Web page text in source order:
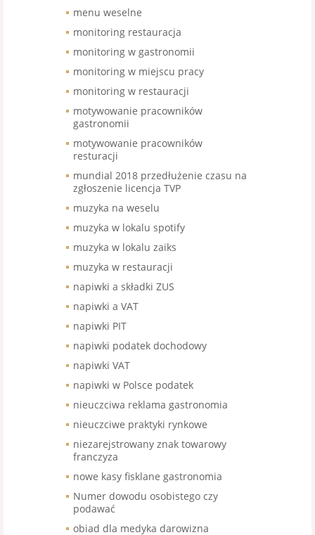
menu weselne
monitoring restauracja
monitoring w gastronomii
monitoring w miejscu pracy
monitoring w restauracji
motywowanie pracowników
gastronomii
motywowanie pracowników
resturacji
mundial 2018 przedłużenie czasu na
zgłoszenie licencja TVP
muzyka na weselu
muzyka w lokalu spotify
muzyka w lokalu zaiks
muzyka w restauracji
napiwki a składki ZUS
napiwki a VAT
napiwki PIT
napiwki podatek dochodowy
napiwki VAT
napiwki w Polsce podatek
nieuczciwa reklama gastronomia
nieuczciwe praktyki rynkowe
niezarejstrowany znak towarowy
franczyza
nowe kasy fisklane gastronomia
Numer dowodu osobistego czy
podawać
obiad dla medyka darowizna